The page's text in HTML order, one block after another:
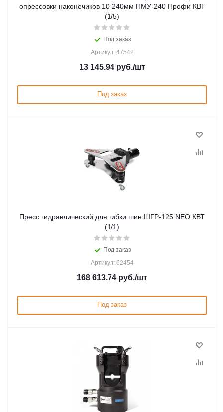
опрессовки наконечиков 10-240мм ПМУ-240 Профи КВТ
(1/5)
Под заказ
Артикул: 47542
13 145.94руб./шт
Под заказ
Пресс гидравлический для гибки шин ШГР-125 NEO КВТ
(1/1)
Под заказ
Артикул: 62454
168 613.74 руб./шт
Под заказ